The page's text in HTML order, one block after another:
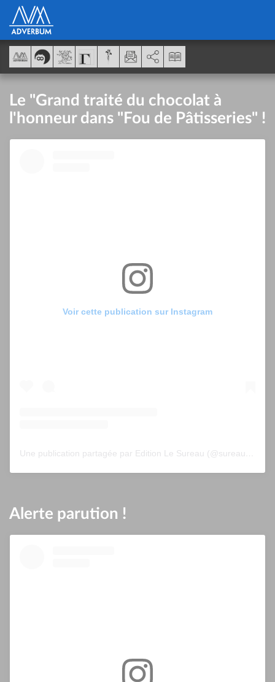
Le "Grand traité du chocolat à
l'honneur dans "Fou de Pâtisseries" !
Voir cette publication sur Instagram
Alerte parution !
AddThis está deshabilitado.
Panel de gestión de cookies